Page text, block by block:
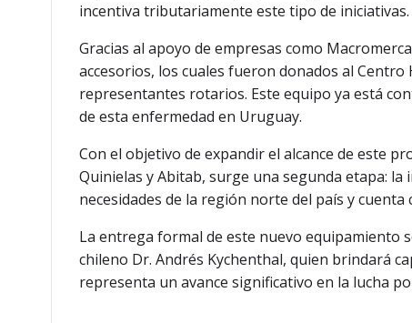
incentiva tributariamente este tipo de iniciativas.
Gracias al apoyo de empresas como
accesorios, los cuales fueron donados al
representantes rotarios. Este equipo ya está
de esta enfermedad en Uruguay.
Con el objetivo de expandir el alcance de este
Quinielas y Abitab, surge una segunda etapa:
necesidades de la región norte del país y
La entrega formal de este nuevo equipamiento
chileno Dr. Andrés Kychenthal, quien brindará
representa un avance significativo en la lucha